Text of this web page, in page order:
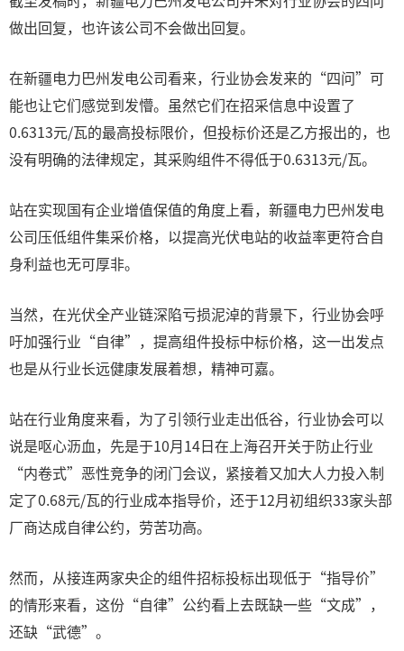
做出回复，也许该公司不会做出回复。
在新疆电力巴州发电公司看来，行业协会发来的“四问”可
能也让它们感觉到发懵。虽然它们在招采信息中设置了
0.6313元/瓦的最高投标限价，但投标价还是乙方报出的，也
没有明确的法律规定，其采购组件不得低于0.6313元/瓦。
站在实现国有企业增值保值的角度上看，新疆电力巴州发电
公司压低组件集采价格，以提高光伏电站的收益率更符合自
身利益也无可厚非。
当然，在光伏全产业链深陷亏损泥淖的背景下，行业协会呼
吁加强行业“自律”，提高组件投标中标价格，这一出发点
也是从行业长远健康发展着想，精神可嘉。
站在行业角度来看，为了引领行业走出低谷，行业协会可以
说是呕心沥血，先是于10月14日在上海召开关于防止行业
“内卷式”恶性竞争的闭门会议，紧接着又加大人力投入制
定了0.68元/瓦的行业成本指导价，还于12月初组织33家头部
厂商达成自律公约，劳苦功高。
然而，从接连两家央企的组件招标投标出现低于“指导价”
的情形来看，这份“自律”公约看上去既缺一些“文成”，
还缺“武德”。